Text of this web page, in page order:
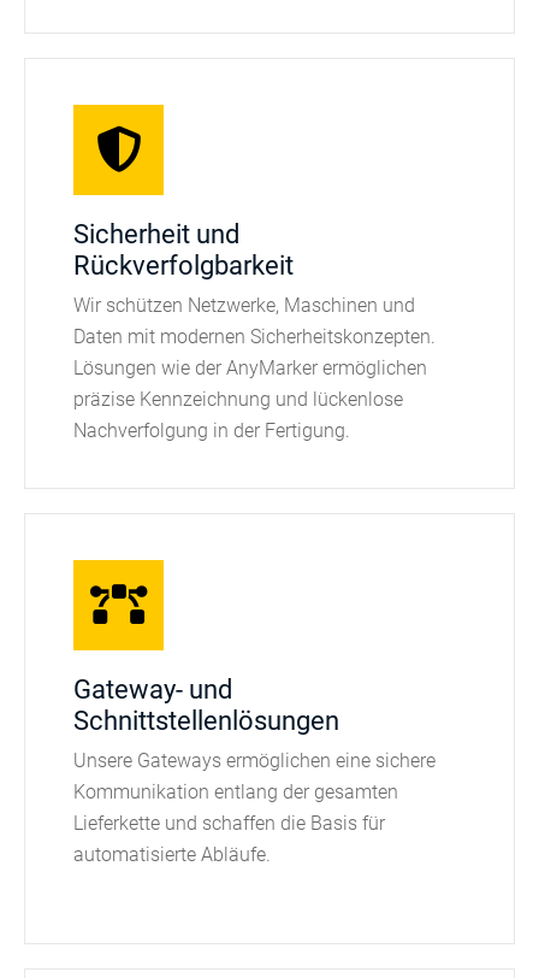
Sicherheit und
Rückverfolgbarkeit
Wir schützen Netzwerke, Maschinen und
Daten mit modernen Sicherheitskonzepten.
Lösungen wie der AnyMarker ermöglichen
präzise Kennzeichnung und lückenlose
Nachverfolgung in der Fertigung.
Gateway- und
Schnittstellenlösungen
Unsere Gateways ermöglichen eine sichere
Kommunikation entlang der gesamten
Lieferkette und schaffen die Basis für
automatisierte Abläufe.